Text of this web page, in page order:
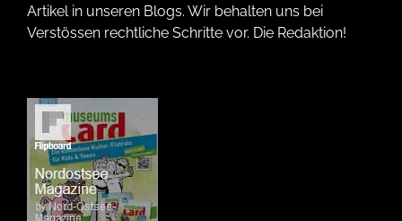
Artikel in unseren Blogs. Wir behalten uns bei
Verstössen rechtliche Schritte vor. Die Redaktion!